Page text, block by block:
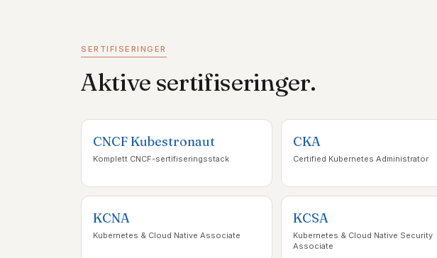
SERTIFISERINGER
Aktive sertifiseringer.
CNCF Kubestronaut
Komplett CNCF-sertifiseringsstack
CKA
Certified Kubernetes Administrator
KCNA
Kubernetes & Cloud Native Associate
KCSA
Kubernetes & Cloud Native Security
Associate